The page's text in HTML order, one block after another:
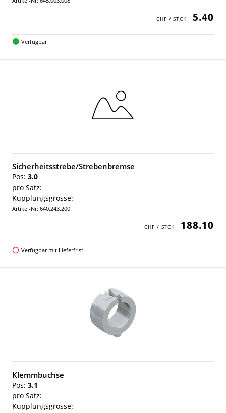
5.40
Verfügbar
Sicherheitsstrebe/Strebenbremse
Pos: 3.0
pro Satz:
Kupplungsgrösse:
Artikel-Nr: 640.243.200
188.10
Verfügbar mit Lieferfrist
Klemmbuchse
Pos: 3.1
pro Satz:
Kupplungsgrösse: